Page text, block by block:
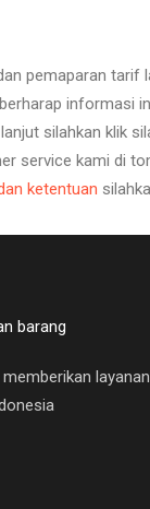
pemaparan tarif
informasi
silahkan klik
service kami di
ketentuan